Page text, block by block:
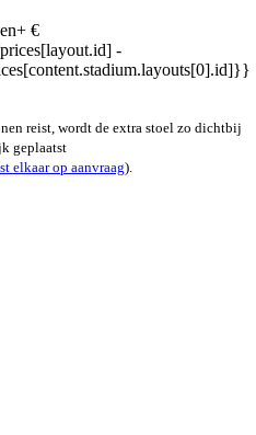
+ €
-
reist, wordt de extra stoel zo dichtbij
geplaatst
elkaar op aanvraag).